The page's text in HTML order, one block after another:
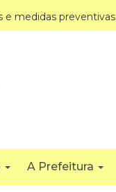
e medidas preventivas
A Prefeitura